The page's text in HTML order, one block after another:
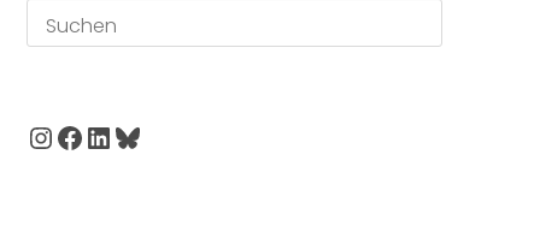
Suchen
Instagram
Facebook
LinkedIn
Bluesky